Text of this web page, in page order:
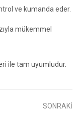
ve kumanda eder.
mükemmel
ile tam uyumludur.
SONRAKİ